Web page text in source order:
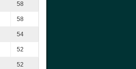
58
58
54
52
52